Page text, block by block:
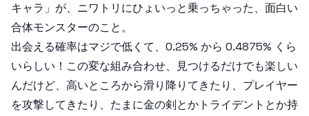
キャラ」が、ニワトリにひょいっと乗っちゃった、面白い
合体モンスターのこと。
出会える確率はマジで低くて、0.25% から 0.4875% くら
いらしい！この変な組み合わせ、見つけるだけでも楽しい
んだけど、高いところから滑り降りてきたり、プレイヤー
を攻撃してきたり、たまに金の剣とかトライデントとか持